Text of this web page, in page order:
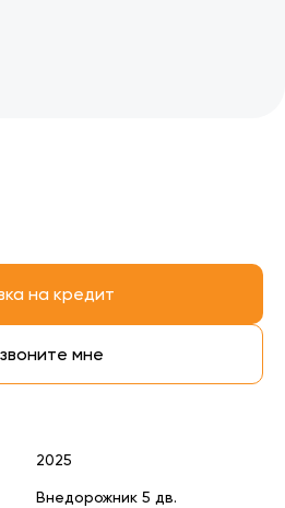
2025
Внедорожник 5 дв.
на кредит
мне